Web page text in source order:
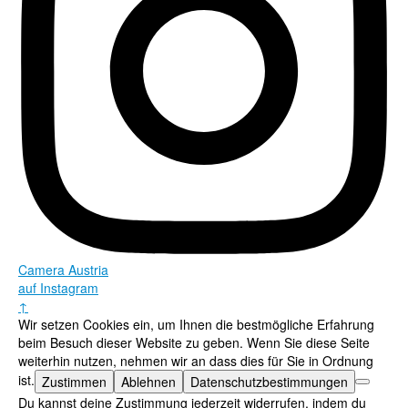
Camera Austria
auf Instagram
↑
Wir setzen Cookies ein, um Ihnen die bestmögliche Erfahrung
beim Besuch dieser Website zu geben. Wenn Sie diese Seite
weiterhin nutzen, nehmen wir an dass dies für Sie in Ordnung
ist. Zustimmen Ablehnen
Datenschutzbestimmungen
Du kannst deine Zustimmung jederzeit widerrufen, indem du